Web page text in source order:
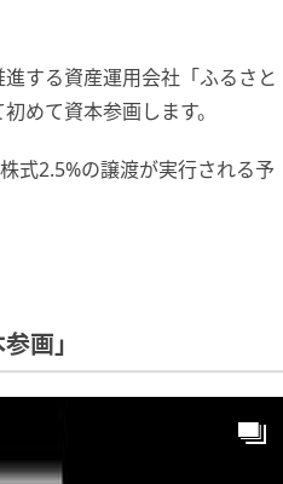
する資産運用会社「ふるさと
めて資本参画します。
式2.5%の譲渡が実行される予
画」